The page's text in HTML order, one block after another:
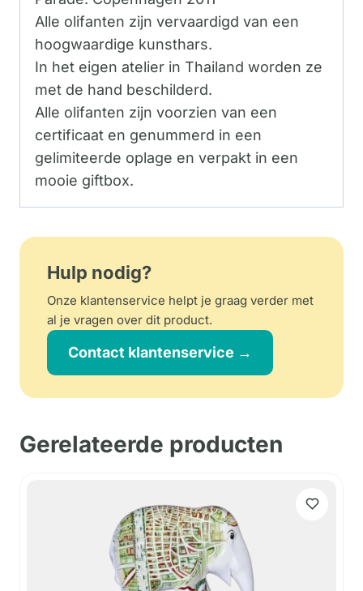
Alle olifanten zijn vervaardigd van een
hoogwaardige kunsthars.
In het eigen atelier in Thailand worden ze
met de hand beschilderd.
Alle olifanten zijn voorzien van een
certificaat en genummerd in een
gelimiteerde oplage en verpakt in een
mooie giftbox.
Hulp nodig?
Onze klantenservice helpt je graag verder met
al je vragen over dit product.
Contact klantenservice →
Gerelateerde producten